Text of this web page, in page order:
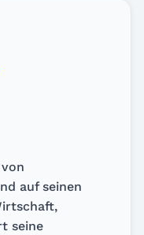
auf seinen
seine